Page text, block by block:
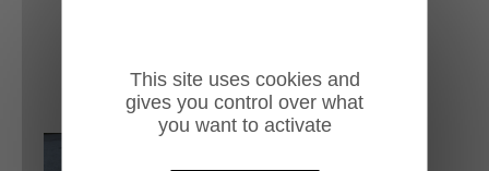
This site uses cookies and
gives you control over what
you want to activate